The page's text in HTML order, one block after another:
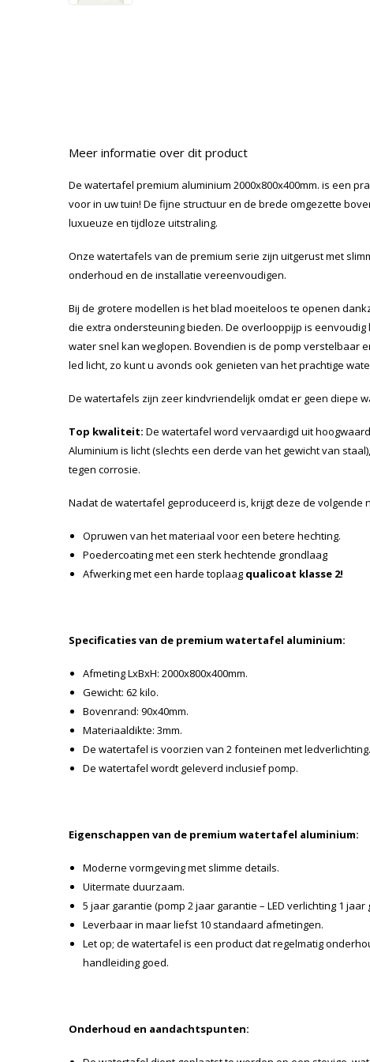
Meer informatie over dit product
De watertafel premium aluminium 2000x800x400mm. is een
voor in uw tuin! De fijne structuur en de brede omgezette
luxueuze en tijdloze uitstraling.
Onze watertafels van de premium serie zijn uitgerust met
onderhoud en de installatie vereenvoudigen.
Bij de grotere modellen is het blad moeiteloos te openen
die extra ondersteuning bieden. De overlooppijp is
water snel kan weglopen. Bovendien is de pomp verstelbaar
led licht, zo kunt u avonds ook genieten van het prachtige
De watertafels zijn zeer kindvriendelijk omdat er geen diepe
Top kwaliteit: De watertafel word vervaardigd uit
Aluminium is licht (slechts een derde van het gewicht van
tegen corrosie.
Nadat de watertafel geproduceerd is, krijgt deze de volgende
Opruwen van het materiaal voor een betere hechting.
Poedercoating met een sterk hechtende grondlaag
Afwerking met een harde toplaag qualicoat klasse 2!
Specificaties van de premium watertafel aluminium:
Afmeting LxBxH: 2000x800x400mm.
Gewicht: 62 kilo.
Bovenrand: 90x40mm.
Materiaaldikte: 3mm.
De watertafel is voorzien van 2 fonteinen met ledverlichting.
De watertafel wordt geleverd inclusief pomp.
Eigenschappen van de premium watertafel aluminium:
Moderne vormgeving met slimme details.
Uitermate duurzaam.
5 jaar garantie (pomp 2 jaar garantie – LED verlichting 1 jaar
Leverbaar in maar liefst 10 standaard afmetingen.
Let op; de watertafel is een product dat regelmatig
handleiding goed.
Onderhoud en aandachtspunten: